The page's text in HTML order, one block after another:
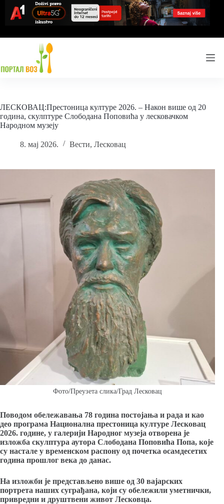
content
ЛЕСКОВАЦ:Престоница културе 2026. – Након више од 20
година, скулптуре Слободана Поповића у лесковачком
Народном музеју
8. мај 2026. Вести, Лесковац
Фото/Преузета слика/Град Лесковац
Поводом обележавања 78 година постојања и рада и као
део програма Национална престоница културе Лесковац
2026. године, у галерији Народног музеја отворена је
изложба скулптура аутора Слободана Поповића Попа, које
су настале у временском распону од почетка осамдесетих
година прошлог века до данас.
На изложби је представљено више од 30 вајарских
портрета наших суграђана, који су обележили уметнички,
привредни и друштвени живот Лесковца.